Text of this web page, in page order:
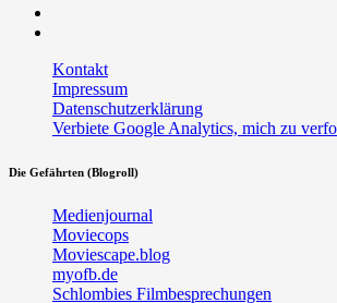
Kontakt
Impressum
Datenschutzerklärung
Verbiete Google Analytics, mich zu
Die Gefährten (Blogroll)
Medienjournal
Moviecops
Moviescape.blog
myofb.de
Schlombies Filmbesprechungen